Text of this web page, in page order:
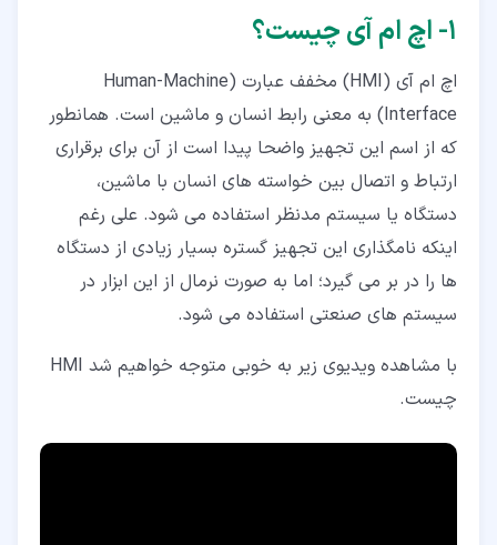
۷‏-‏۱‏- رابطه اچ ام آی و WinCC
۷‏-‏۲‏- انواع wincc
۷‏-‏۴‏- اموزش WinCC TIA Portal
۷‏-‏۵‏- تفاوت wincc با pcs7
۱‏- اچ ام آی چیست؟
اچ ام آی (HMI) مخفف عبارت (Human-Machine
Interface) به معنی رابط انسان و ماشین است. همانطور
که از اسم این تجهیز واضحا پیدا است از آن برای برقراری
ارتباط و اتصال بین خواسته های انسان با ماشین،
دستگاه یا سیستم مدنظر استفاده می شود. علی رغم
اینکه نامگذاری این تجهیز گستره بسیار زیادی از دستگاه
ها را در بر می گیرد؛ اما به صورت نرمال از این ابزار در
سیستم های صنعتی استفاده می شود.
با مشاهده ویدیوی زیر به خوبی متوجه خواهیم شد HMI
چیست.